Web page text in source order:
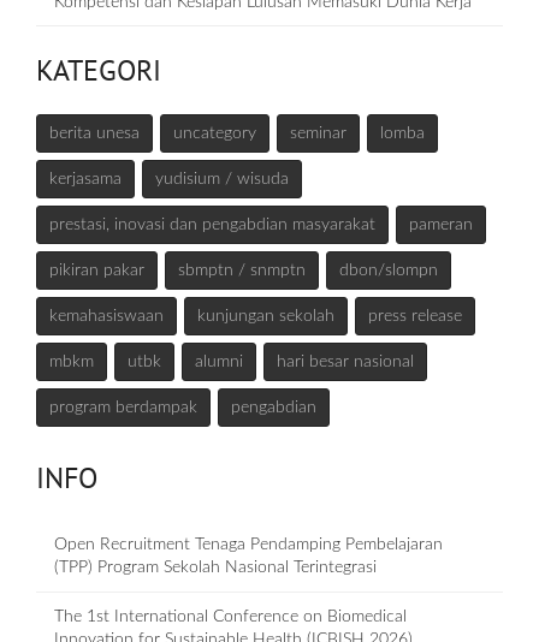
KATEGORI
berita unesa uncategory seminar lomba
kerjasama yudisium / wisuda
prestasi, inovasi dan pengabdian masyarakat pameran
pikiran pakar sbmptn / snmptn dbon/slompn
kemahasiswaan kunjungan sekolah press release
mbkm utbk alumni hari besar nasional
program berdampak pengabdian
INFO
Open Recruitment Tenaga Pendamping Pembelajaran
(TPP) Program Sekolah Nasional Terintegrasi
The 1st International Conference on Biomedical